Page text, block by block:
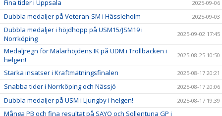
Fina tider i Uppsala 2025-09-06
Dubbla medaljer på Veteran-SM i Hässleholm 2025-09-03
Dubbla medaljer i höjdhopp på USM15/JSM19 i
Norrköping
2025-09-02 17:45
Medaljregn för Mälarhöjdens IK på UDM i Trollbäcken i
helgen!
2025-08-25 10:50
Starka insatser i Kraftmätningsfinalen 2025-08-17 20:21
Snabba tider i Norrköping och Nässjö 2025-08-17 20:06
Dubbla medaljer på USM i Ljungby i helgen! 2025-08-17 19:39
Många PB och fina resultat på SAYO och Sollentuna GP i